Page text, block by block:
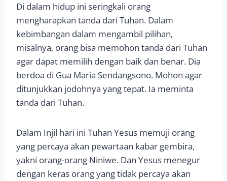
Di dalam hidup ini seringkali orang
mengharapkan tanda dari Tuhan. Dalam
kebimbangan dalam mengambil pilihan,
misalnya, orang bisa memohon tanda dari Tuhan
agar dapat memilih dengan baik dan benar. Dia
berdoa di Gua Maria Sendangsono. Mohon agar
ditunjukkan jodohnya yang tepat. Ia meminta
tanda dari Tuhan.
Dalam Injil hari ini Tuhan Yesus memuji orang
yang percaya akan pewartaan kabar gembira,
yakni orang-orang Niniwe. Dan Yesus menegur
dengan keras orang yang tidak percaya akan